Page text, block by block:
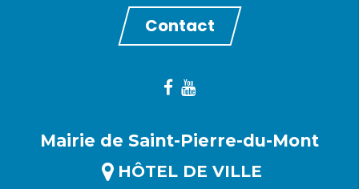
Contact
Mairie de Saint-Pierre-du-Mont
HÔTEL DE VILLE